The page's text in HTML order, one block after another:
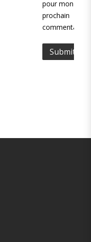
pour mon
prochain
commentaire.